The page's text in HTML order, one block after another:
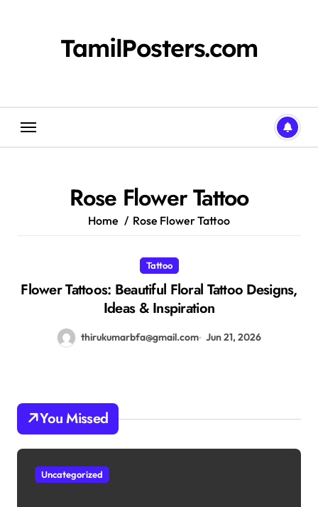
TamilPosters.com
Rose Flower Tattoo
Home Rose Flower Tattoo
Tattoo
Flower Tattoos: Beautiful Floral Tattoo Designs,
Ideas & Inspiration
thirukumarbfa@gmail.com Jun 21, 2026
You Missed
Uncategorized